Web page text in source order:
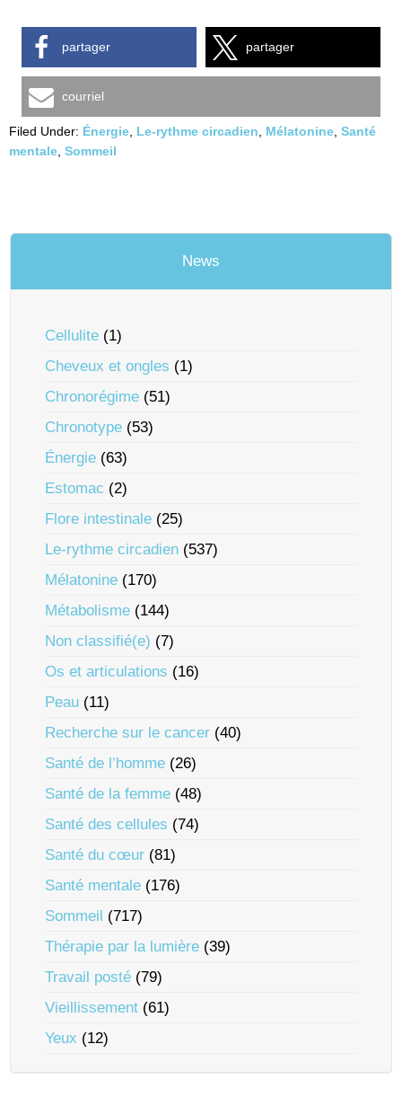
partager partager
courriel
Filed Under: Énergie Le-rythme circadien Mélatonine Santé
mentale Sommeil
News
Cellulite (1)
Cheveux et ongles (1)
Chronorégime (51)
Chronotype (53)
Énergie (63)
Estomac (2)
Flore intestinale (25)
Le-rythme circadien (537)
Mélatonine (170)
Métabolisme (144)
Non classifié(e) (7)
Os et articulations (16)
Peau (11)
Recherche sur le cancer (40)
Santé de l’homme (26)
Santé de la femme (48)
Santé des cellules (74)
Santé du cœur (81)
Santé mentale (176)
Sommeil (717)
Thérapie par la lumière (39)
Travail posté (79)
Vieillissement (61)
Yeux (12)